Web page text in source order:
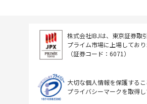
株式会社IBJは、東京証券取
プライム市場に上場しており
（証券コード：6071）
大切な個人情報を保護する
プライバシーマークを取得し